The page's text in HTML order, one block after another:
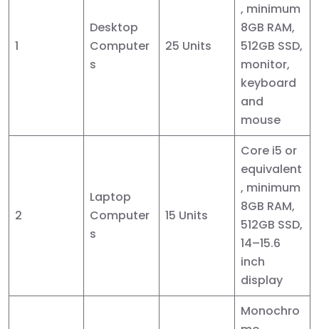
1
Desktop
Computer
s
25 Units
, minimum
8GB RAM,
512GB SSD,
monitor,
keyboard
and
mouse
2
Laptop
Computer
s
15 Units
Core i5 or
equivalent
, minimum
8GB RAM,
512GB SSD,
14–15.6
inch
display
Monochro